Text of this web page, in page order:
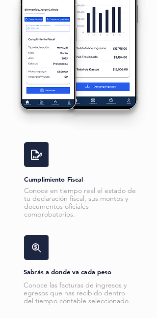
Cumplimiento Fiscal
Conoce en tiempo real el estado de
tu declaración fiscal, sus montos y
documentos oficiales
comprobatorios.
Sabrás a donde va cada peso
Conoce las facturas de ingresos y
egresos que has recibido dentro
del tiempo contable seleccionado.